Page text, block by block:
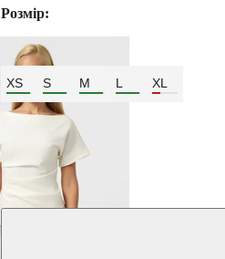
Розмір:
XS S M L XL
Колір:Білий